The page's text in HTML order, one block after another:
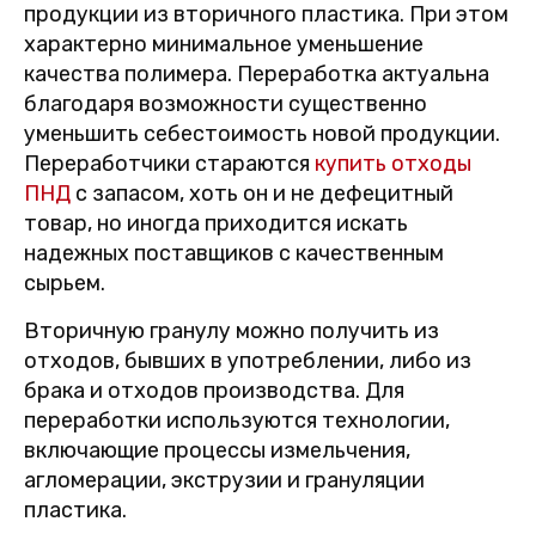
продукции из вторичного пластика. При этом
характерно минимальное уменьшение
качества полимера. Переработка актуальна
благодаря возможности существенно
уменьшить себестоимость новой продукции.
Переработчики стараются купить отходы
ПНД с запасом, хоть он и не дефецитный
товар, но иногда приходится искать
надежных поставщиков с качественным
сырьем.
Вторичную гранулу можно получить из
отходов, бывших в употреблении, либо из
брака и отходов производства. Для
переработки используются технологии,
включающие процессы измельчения,
агломерации, экструзии и грануляции
пластика.